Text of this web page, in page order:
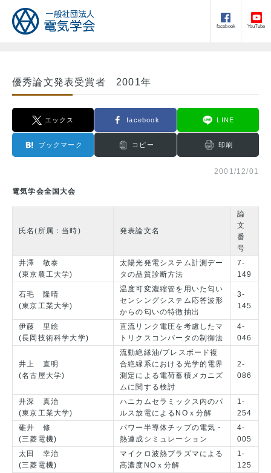
facebook YouTube
優秀論文発表受賞者 2001年
エックス facebook LINE
ブックマーク コピー 印刷
2001/12/01
電気学会全国大会
氏名(所属：当時) 発表論文名
論
文
番
号
井澤 敏泰
(東京農工大学)
太陽光発電システム計測デー
タの品質診断方法
7-
149
石毛 隆晴
(東京工業大学)
温度可変濃縮管を用いた匂い
センシングシステム応答波形
からの匂いの特徴抽出
3-
145
伊藤 里絵
(長岡技術科学大学)
直流リンク電圧を考慮したマ
トリクスコンバータの制御法
4-
046
井上 直明
(名古屋大学)
流動絶縁油/プレスボード複
合絶縁系における光学的電界
測定による電荷蓄積メカニズ
ムに関する検討
2-
086
井深 真治
(東京工業大学)
ハニカムセラミックス内のパ
ルス放電によるNOｘ分解
1-
254
碓井 修
(三菱電機)
パワー半導体チップの電気・
熱連成シミュレーション
4-
005
太田 幸治
(三菱電機)
マイクロ波熱プラズマによる
高濃度NOｘ分解
1-
125